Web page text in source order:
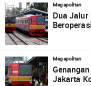
Megapolitan
Dua Jalur
Megapolitan
Jakarta